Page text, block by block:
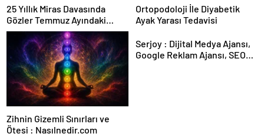
25 Yıllık Miras Davasında
Gözler Temmuz Ayındaki
Karar Duruşmasına Çevrildi
Ortopodoloji İle Diyabetik
Ayak Yarası Tedavisi
Zihnin Gizemli Sınırları ve
Ötesi : Nasılnedir.com
Serjoy : Dijital Medya Ajansı,
Google Reklam Ajansı, SEO